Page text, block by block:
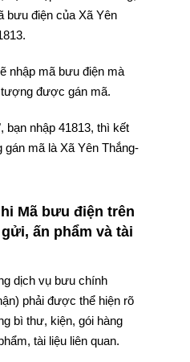
bưu điện của Xã Yên
nhập mã bưu điện mà
được gán mã.
bạn nhập 41813, thì kết
mã là Xã Yên Thắng-
Mã bưu điện trên
ấn phẩm và tài
dịch vụ bưu chính
phải được thể hiện rõ
bì thư, kiện, gói hàng
tài liệu liên quan.